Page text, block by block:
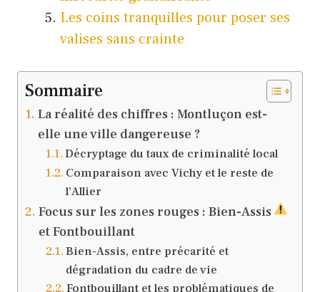
Les coins tranquilles pour poser ses
valises sans crainte
Sommaire
La réalité des chiffres : Montluçon est-
elle une ville dangereuse ?
Décryptage du taux de criminalité local
Comparaison avec Vichy et le reste de
l’Allier
Focus sur les zones rouges : Bien-Assis
et Fontbouillant
Bien-Assis, entre précarité et
dégradation du cadre de vie
Fontbouillant et les problématiques de